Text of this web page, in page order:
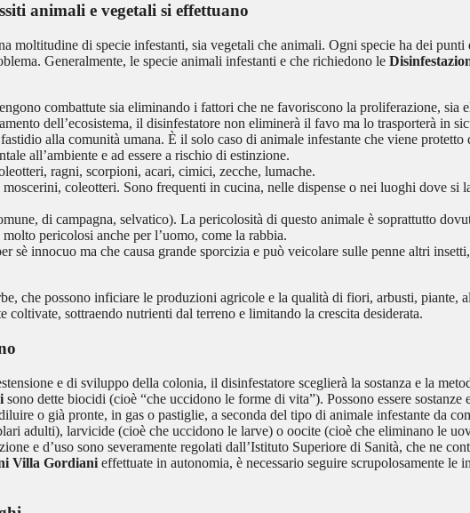
animali e vegetali si effettuano
moltitudine di specie infestanti, sia vegetali che animali. Ogni specie ha dei
Generalmente, le specie animali infestanti e che richiedono le
combattute sia eliminando i fattori che ne favoriscono la proliferazione,
dell’ecosistema, il disinfestatore non eliminerà il favo ma lo trasporterà in
alla comunità umana. È il solo caso di animale infestante che viene
all’ambiente e ad essere a rischio di estinzione.
ragni, scorpioni, acari, cimici, zecche, lumache.
coleotteri. Sono frequenti in cucina, nelle dispense o nei luoghi dove si
di campagna, selvatico). La pericolosità di questo animale è soprattutto
pericolosi anche per l’uomo, come la rabbia.
innocuo ma che causa grande sporcizia e può veicolare sulle penne altri
che possono inficiare le produzioni agricole e la qualità di fiori, arbusti, piante,
sottraendo nutrienti dal terreno e limitando la crescita desiderata.
e di sviluppo della colonia, il disinfestatore sceglierà la sostanza e la
sono dette biocidi (cioè “che uccidono le forme di vita”). Possono essere
o già pronte, in gas o pastiglie, a seconda del tipo di animale infestante da
adulti), larvicide (cioè che uccidono le larve) o oocite (cioè che eliminano le
e d’uso sono severamente regolati dall’Istituto Superiore di Sanità, che ne
Villa Gordiani effettuate in autonomia, è necessario seguire scrupolosamente le